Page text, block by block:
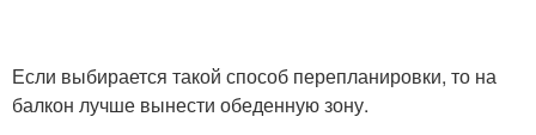
Если выбирается такой способ перепланировки, то на
балкон лучше вынести обеденную зону.